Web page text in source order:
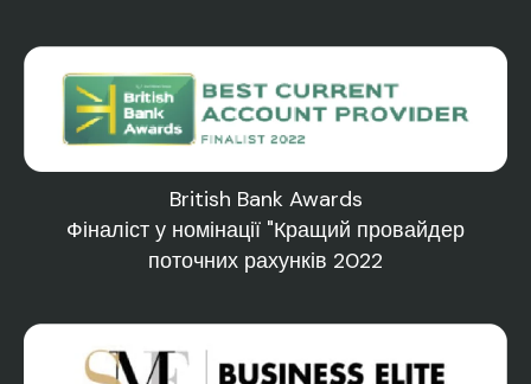
British Bank Awards
Фіналіст у номінації "Кращий провайдер
поточних рахунків 2022